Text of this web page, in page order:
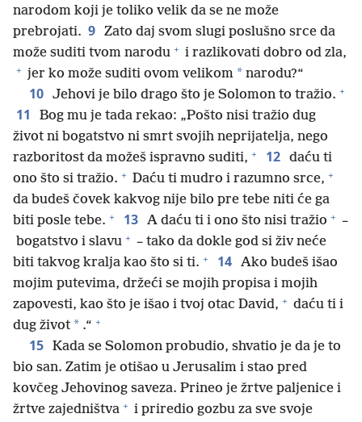
narodom koji je toliko velik da se ne može
prebrojati. 9 Zato daj svom slugi poslušno srce da
može suditi tvom narodu + i razlikovati dobro od zla,
+ jer ko može suditi ovom velikom * narodu?“
10 Jehovi je bilo drago što je Solomon to tražio. +
11
Bog mu je tada rekao: „Pošto nisi tražio dug
život ni bogatstvo ni smrt svojih neprijatelja, nego
razboritost da možeš ispravno suditi, + 12 daću ti
ono što si tražio. + Daću ti mudro i razumno srce, +
da budeš čovek kakvog nije bilo pre tebe niti će ga
biti posle tebe. + 13 A daću ti i ono što nisi tražio + –
bogatstvo i slavu + – tako da dokle god si živ neće
biti takvog kralja kao što si ti. + 14 Ako budeš išao
mojim putevima, držeći se mojih propisa i mojih
zapovesti, kao što je išao i tvoj otac David, + daću ti i
dug život * .“ +
15 Kada se Solomon probudio, shvatio je da je to
bio san. Zatim je otišao u Jerusalim i stao pred
kovčeg Jehovinog saveza. Prineo je žrtve paljenice i
žrtve zajedništva + i priredio gozbu za sve svoje